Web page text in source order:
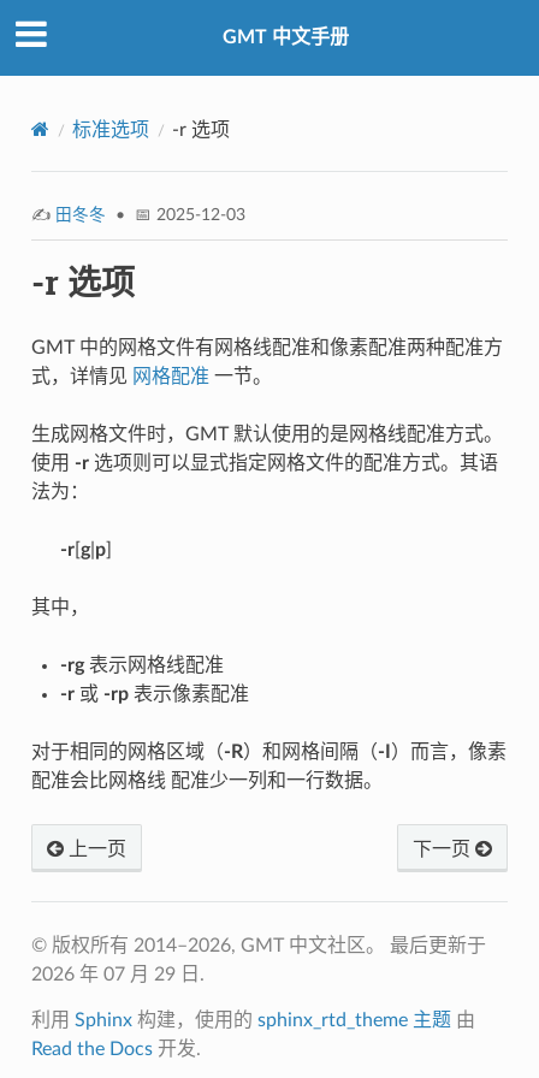
GMT 中文手册
标准选项 -r 选项
✍️ 田冬冬 • 📅 2025-12-03
-r 选项
GMT 中的网格文件有网格线配准和像素配准两种配准方
式，详情见 网格配准 一节。
生成网格文件时，GMT 默认使用的是网格线配准方式。
使用 -r选项则可以显式指定网格文件的配准方式。其语
法为：
-r[ g| p]
其中，
-rg表示网格线配准
-r或 -rp表示像素配准
对于相同的网格区域（-R）和网格间隔（-I ）而言，像素
配准会比网格线 配准少一列和一行数据。
上一页 下一页
© 版权所有 2014–2026, GMT 中文社区。 最后更新于
2026 年 07 月 29 日.
利用 Sphinx构建，使用的 sphinx_rtd_theme 主题 由
Read the Docs开发.